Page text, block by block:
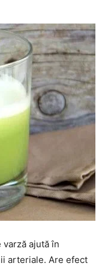
varză ajută în
arteriale. Are efect